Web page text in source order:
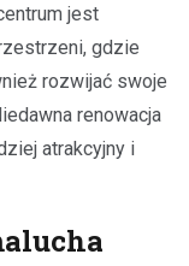
jest
gdzie
rozwijać swoje
renowacja
atrakcyjny i